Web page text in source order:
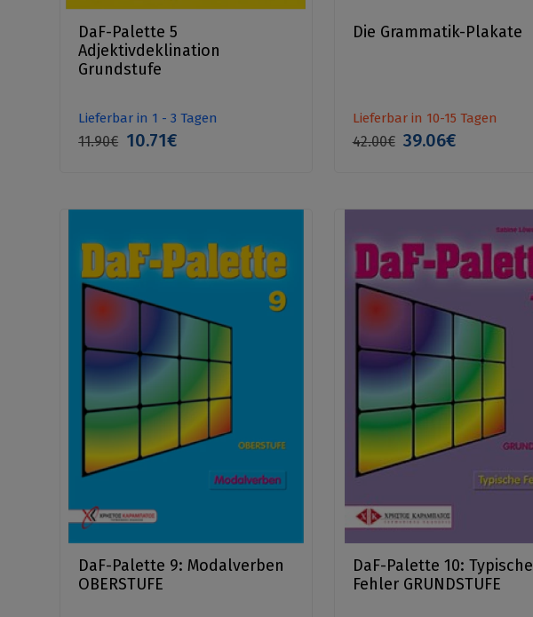
DaF-Palette 5
Adjektivdeklination
Grundstufe
Lieferbar in 1 - 3 Tagen
11.90€ 10.71€
Die Grammatik-Plakate
Lieferbar in 10-15 Tagen
42.00€ 39.06€
DaF-Palette 9: Modalverben
OBERSTUFE
DaF-Palette 10: Typische
Fehler GRUNDSTUFE